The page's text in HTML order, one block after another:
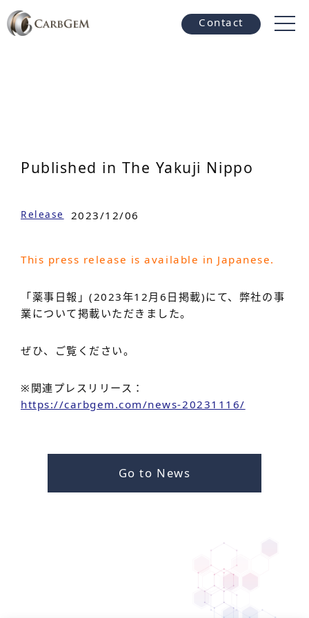
Contact
Published in The Yakuji Nippo
Release 2023/12/06
This press release is available in Japanese.
「薬事日報」(2023年12月6日掲載)にて、弊社の事
業について掲載いただきました。
ぜひ、ご覧ください。
※関連プレスリリース：
https://carbgem.com/news-20231116/
Go to News